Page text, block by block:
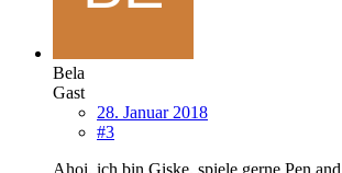
Bela
Gast
28. Januar 2018
#3
Ahoi, ich bin Giske, spiele gerne Pen